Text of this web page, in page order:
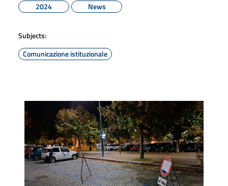
2024
News
Subjects:
Comunicazione istituzionale